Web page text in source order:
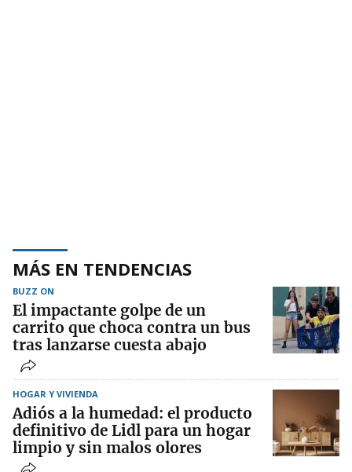
MÁS EN TENDENCIAS
BUZZ ON
El impactante golpe de un
carrito que choca contra un bus
tras lanzarse cuesta abajo
HOGAR Y VIVIENDA
Adiós a la humedad: el producto
definitivo de Lidl para un hogar
limpio y sin malos olores